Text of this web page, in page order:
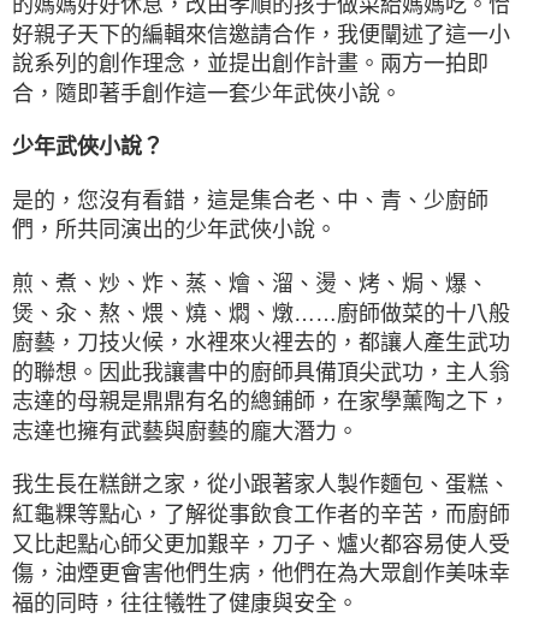
好親子天下的編輯來信邀請合作，我便闡述了這一小
說系列的創作理念，並提出創作計畫。兩方一拍即
合，隨即著手創作這一套少年武俠小說。
少年武俠小說？
是的，您沒有看錯，這是集合老、中、青、少廚師
們，所共同演出的少年武俠小說。
煎、煮、炒、炸、蒸、燴、溜、燙、烤、焗、爆、
煲、汆、熬、煨、燒、燜、燉……廚師做菜的十八般
廚藝，刀技火候，水裡來火裡去的，都讓人產生武功
的聯想。因此我讓書中的廚師具備頂尖武功，主人翁
志達的母親是鼎鼎有名的總鋪師，在家學薰陶之下，
志達也擁有武藝與廚藝的龐大潛力。
我生長在糕餅之家，從小跟著家人製作麵包、蛋糕、
紅龜粿等點心，了解從事飲食工作者的辛苦，而廚師
又比起點心師父更加艱辛，刀子、爐火都容易使人受
傷，油煙更會害他們生病，他們在為大眾創作美味幸
福的同時，往往犧牲了健康與安全。